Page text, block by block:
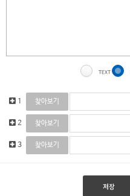
TEXT
1 찾아보기
2 찾아보기
3 찾아보기